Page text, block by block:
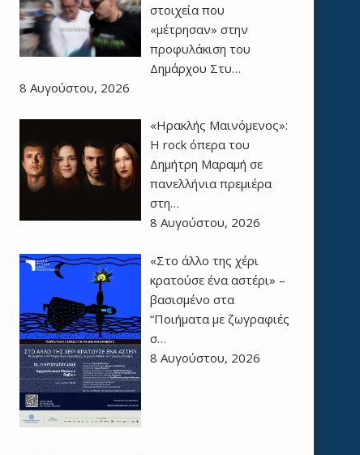
στοιχεία που
«μέτρησαν» στην
προφυλάκιση του
Δημάρχου Στυ…
8 Αυγούστου, 2026
«Ηρακλής Μαινόμενος»:
H rock όπερα του
Δημήτρη Μαραμή σε
πανελλήνια πρεμιέρα
στη…
8 Αυγούστου, 2026
«Στο άλλο της χέρι
κρατούσε ένα αστέρι» –
βασισμένο στα
“Ποιήματα με ζωγραφιές
σ…
8 Αυγούστου, 2026